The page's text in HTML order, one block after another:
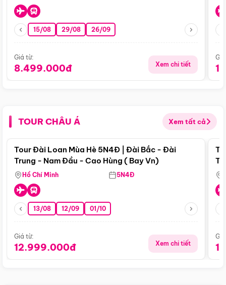
15/08 29/08 26/09
Giá từ:
8.499.000đ Xem chi tiết
TOUR CHÂU Á Xem tất cả
Điểm nổi bật
Tour Đài Loan Mùa Hè 5N4Đ | Đài Bắc - Đài
Trung - Nam Đầu - Cao Hùng ( Bay Vn)
Hồ Chí Minh 5N4Đ
13/08 12/09 01/10
Giá từ:
12.999.000đ Xem chi tiết